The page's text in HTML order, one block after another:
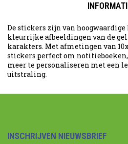
De stickers zijn van
kleurrijke afbeeldingen van de
karakters. Met afmetingen van
stickers perfect om
meer te personaliseren met een
uitstraling.
INSCHRIJVEN NIEUWSBRIEF